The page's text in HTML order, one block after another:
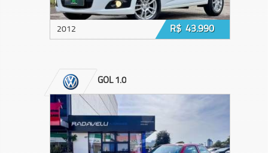
2012 R$ 43.990
GOL 1.0